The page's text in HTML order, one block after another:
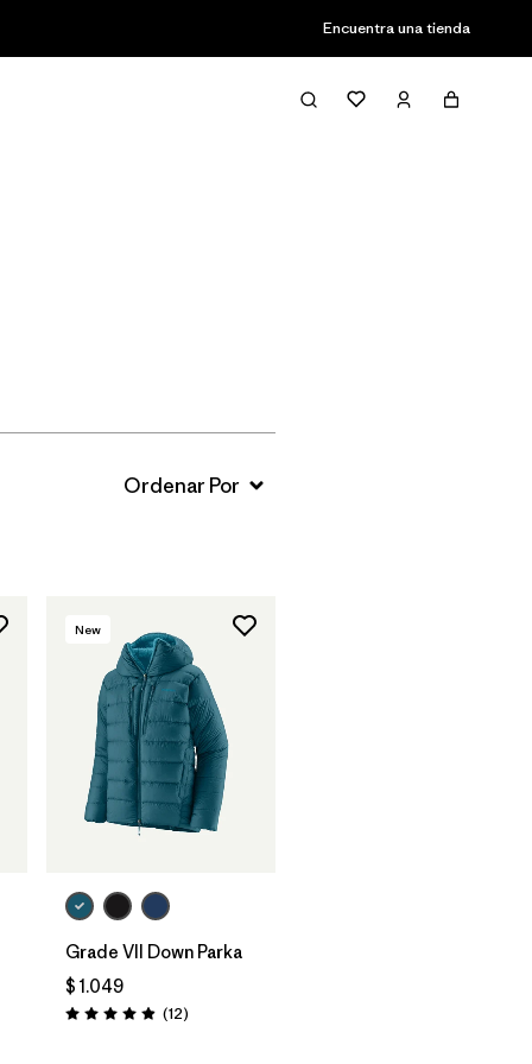
Encuentra una tienda
Filter & Sort
New
Grade VII Down Parka
$ 1.049
Valoración: 4.9 / 5
(12Comentarios
)